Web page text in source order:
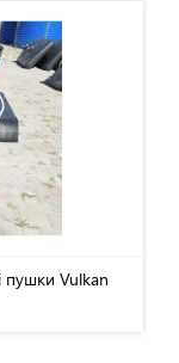
пушки Vulkan